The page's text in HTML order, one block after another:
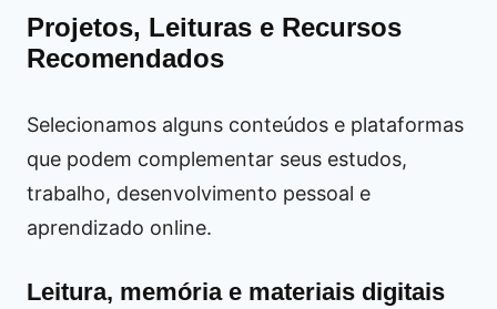
Projetos, Leituras e Recursos
Recomendados
Selecionamos alguns conteúdos e plataformas
que podem complementar seus estudos,
trabalho, desenvolvimento pessoal e
aprendizado online.
Leitura, memória e materiais digitais